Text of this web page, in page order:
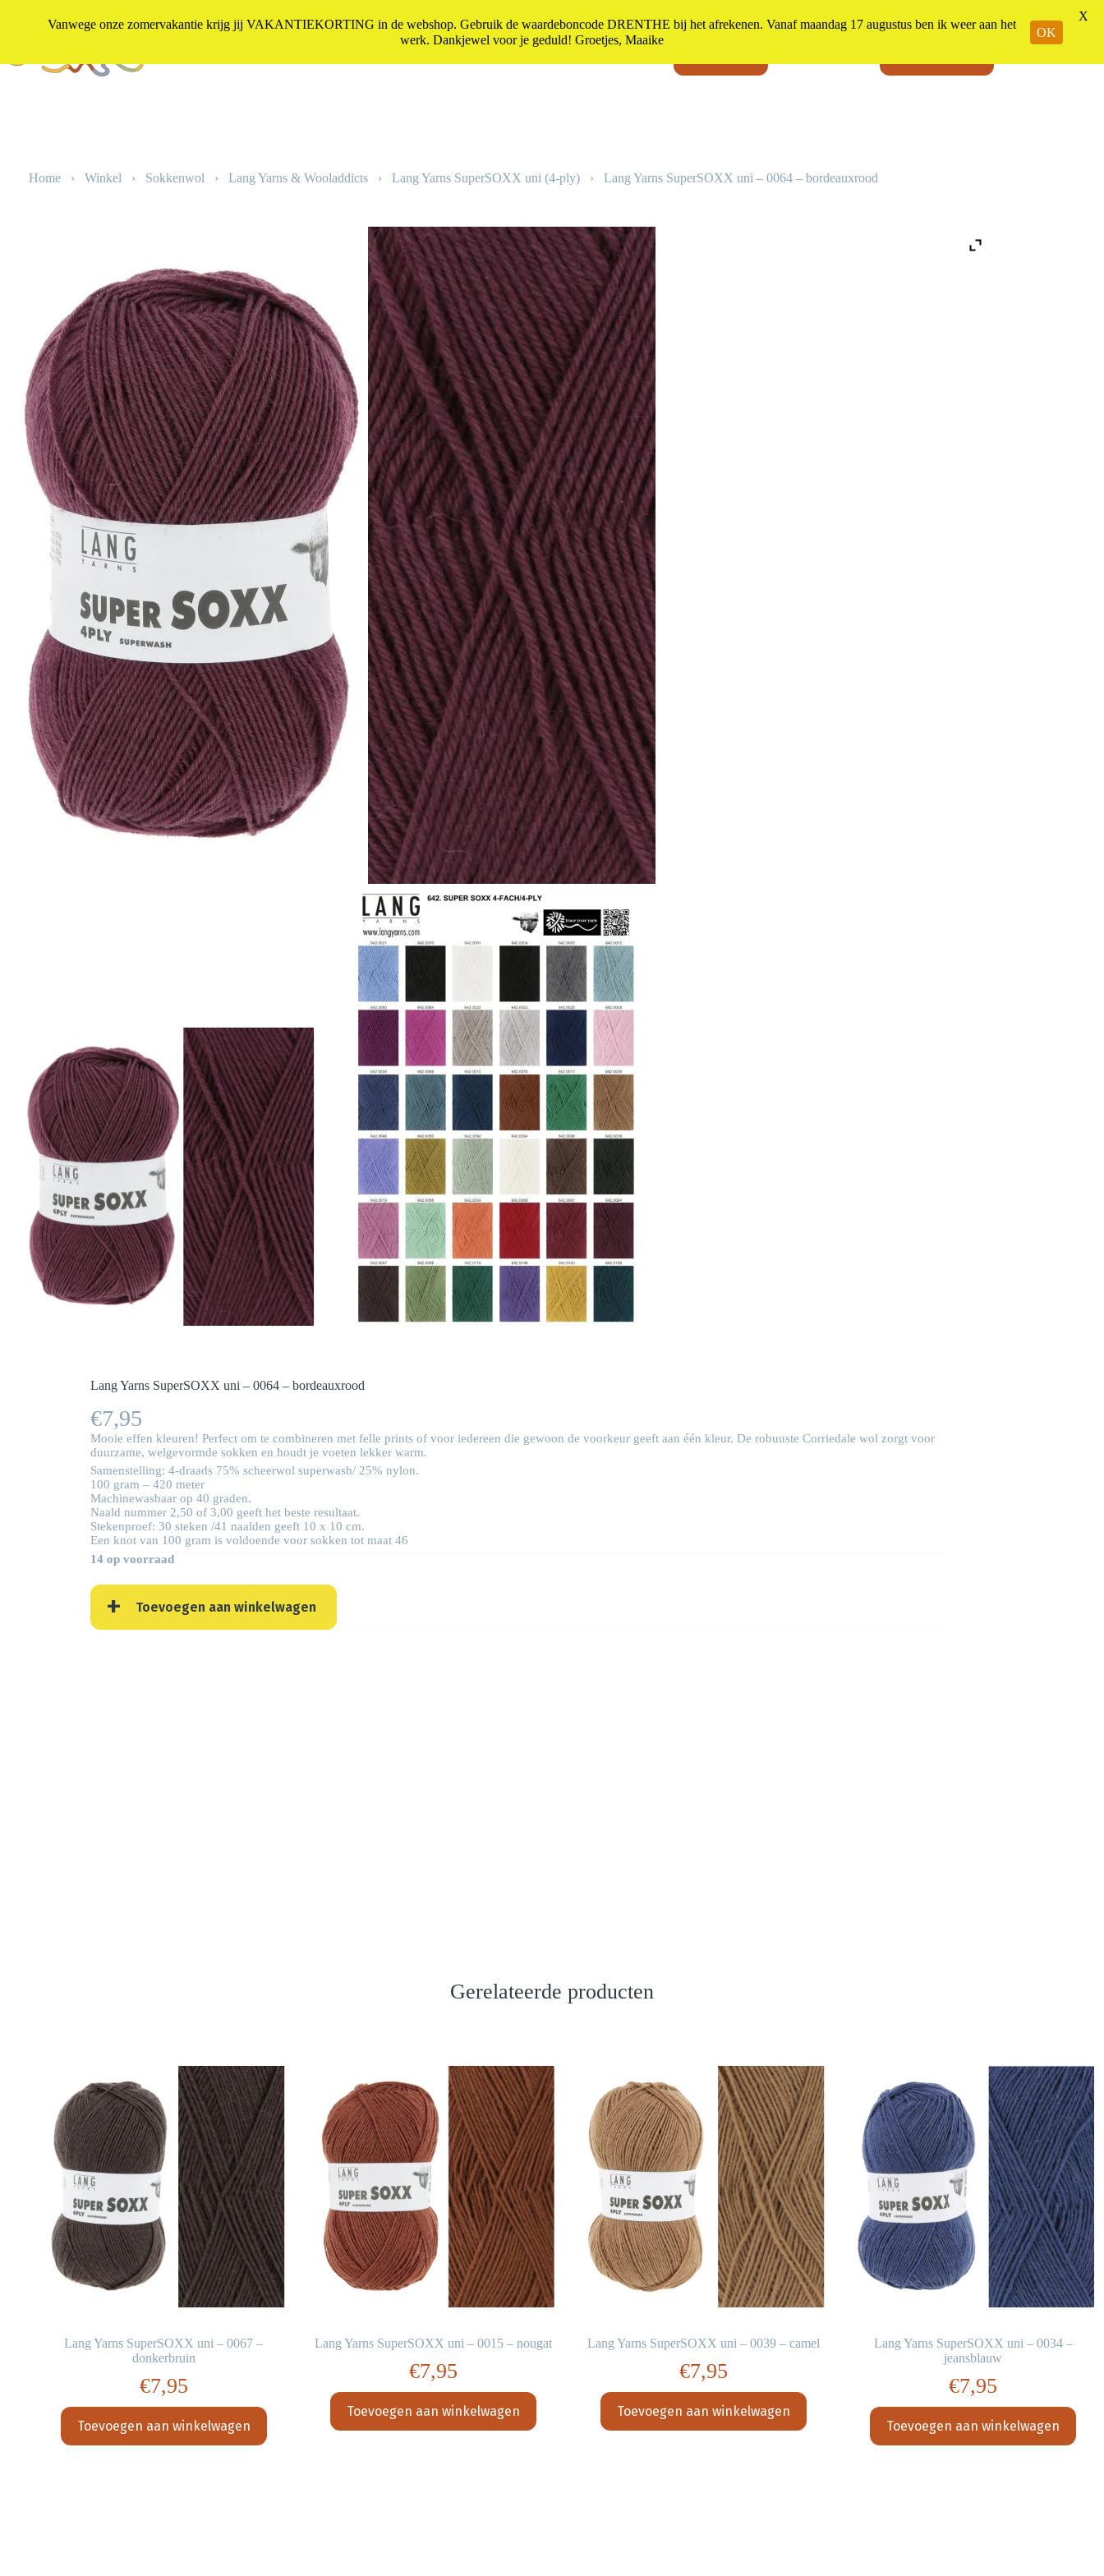
Ga
Geen
Home › Winkel › Sokkenwol › Lang Yarns & Wooladdicts › Lang Yarns SuperSOXX uni (4-ply) › Lang Yarns SuperSOXX uni – 0064 – bordeauxrood
Lang Yarns SuperSOXX uni – 0064 – bordeauxrood
€7,95
Mooie effen kleuren! Perfect om te combineren met felle prints of voor iedereen die gewoon de voorkeur geeft aan één kleur. De robuuste Corriedale wol zorgt voor
duurzame, welgevormde sokken en houdt je voeten lekker warm.
Samenstelling: 4-draads 75% scheerwol superwash/ 25% nylon.
100 gram – 420 meter
Machinewasbaar op 40 graden.
Naald nummer 2,50 of 3,00 geeft het beste resultaat.
Stekenproef: 30 steken /41 naalden geeft 10 x 10 cm.
Een knot van 100 gram is voldoende voor sokken tot maat 46
14 op voorraad
Toevoegen aan winkelwagen
Gerelateerde producten
Lang Yarns SuperSOXX uni – 0067 –
donkerbruin
€7,95
Toevoegen aan winkelwagen
Lang Yarns SuperSOXX uni – 0015 – nougat
€7,95
Toevoegen aan winkelwagen
Lang Yarns SuperSOXX uni – 0039 – camel
€7,95
Toevoegen aan winkelwagen
Lang Yarns SuperSOXX uni – 0034 –
jeansblauw
€7,95
Toevoegen aan winkelwagen
Vanwege onze zomervakantie krijg jij VAKANTIEKORTING in de webshop. Gebruik de waardeboncode DRENTHE bij het afrekenen. Vanaf maandag 17 augustus ben ik weer aan het
werk. Dankjewel voor je geduld! Groetjes, Maaike
OK
X